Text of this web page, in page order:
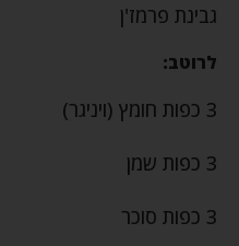
גבינת פרמז'ן
לרוטב:
3 כפות חומץ (ויניגר)
3 כפות שמן
3 כפות סוכר